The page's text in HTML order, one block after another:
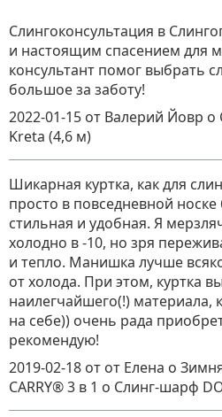
Слингоконсультация в
и настоящим спасением для
консультант помог выбрать
большое за заботу!
2022-01-15 от Валерий Йовр о
Kreta (4,6 м)
Шикарная куртка, как для
просто в повседневной
стильная и удобная. Я
холодно в -10, но зря
и тепло. Манишка лучше
от холода. При этом, куртка
наилегчайшего(!)
на себе)) очень рада
рекомендую!
2019-02-18 от от Елена о
CARRY® 3 в 1 о Слинг-шарф